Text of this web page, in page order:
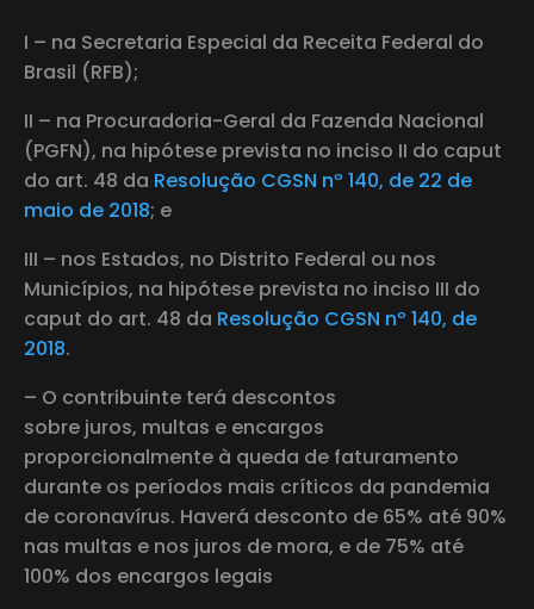
I – na Secretaria Especial da Receita Federal do
Brasil (RFB);
II – na Procuradoria-Geral da Fazenda Nacional
(PGFN), na hipótese prevista no inciso II do caput
do art. 48 da Resolução CGSN nº 140, de 22 de
maio de 2018; e
III – nos Estados, no Distrito Federal ou nos
Municípios, na hipótese prevista no inciso III do
caput do art. 48 da Resolução CGSN nº 140, de
2018.
– O contribuinte terá descontos
sobre juros, multas e encargos
proporcionalmente à queda de faturamento
durante os períodos mais críticos da pandemia
de coronavírus. Haverá desconto de 65% até 90%
nas multas e nos juros de mora, e de 75% até
100% dos encargos legais